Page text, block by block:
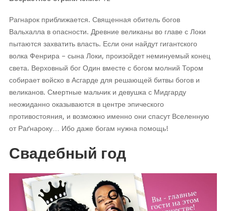
Рагнарок приближается. Священная обитель богов
Вальхалла в опасности. Древние великаны во главе с Локи
пытаются захватить власть. Если они найдут гигантского
волка Фенрира – сына Локи, произойдет неминуемый конец
света. Верховный бог Один вместе с богом молний Тором
собирает войско в Асгарде для решающей битвы богов и
великанов. Смертные мальчик и девушка с Мидгарду
неожиданно оказываются в центре эпического
противостояния, и возможно именно они спасут Вселенную
от Раґнароку… Ибо даже богам нужна помощь!
Свадебный год